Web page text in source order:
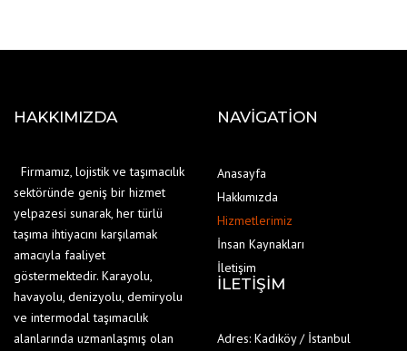
HAKKIMIZDA
Firmamız, lojistik ve taşımacılık
sektöründe geniş bir hizmet
yelpazesi sunarak, her türlü
taşıma ihtiyacını karşılamak
amacıyla faaliyet
göstermektedir. Karayolu,
havayolu, denizyolu, demiryolu
ve intermodal taşımacılık
alanlarında uzmanlaşmış olan
NAVIGATION
Anasayfa
Hakkımızda
Hizmetlerimiz
İnsan Kaynakları
İletişim
İLETIŞIM
Adres: Kadıköy / İstanbul